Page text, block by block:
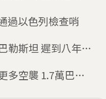
過以色列檢查哨
勒斯坦 遲到八年的
多空襲 1.7萬巴勒